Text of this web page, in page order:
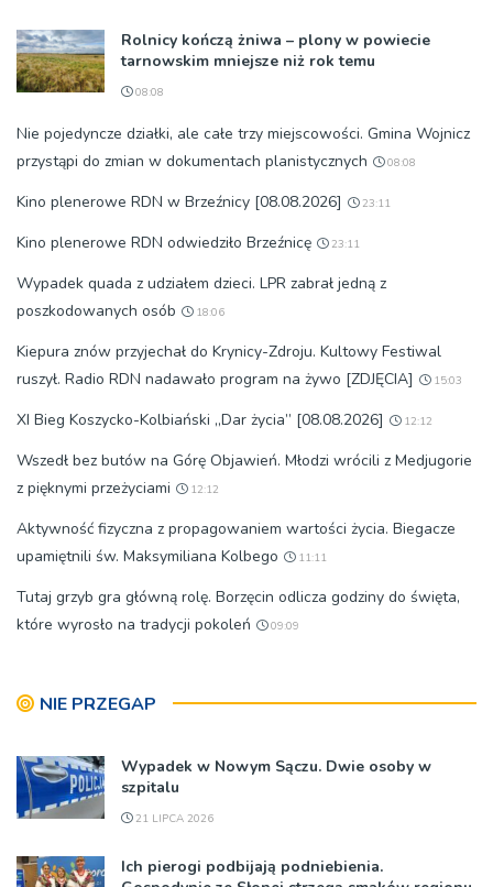
Rolnicy kończą żniwa – plony w powiecie
tarnowskim mniejsze niż rok temu
08:08
Nie pojedyncze działki, ale całe trzy miejscowości. Gmina Wojnicz
przystąpi do zmian w dokumentach planistycznych
08:08
Kino plenerowe RDN w Brzeźnicy [08.08.2026] 23:11
Kino plenerowe RDN odwiedziło Brzeźnicę 23:11
Wypadek quada z udziałem dzieci. LPR zabrał jedną z
poszkodowanych osób
18:06
Kiepura znów przyjechał do Krynicy-Zdroju. Kultowy Festiwal
ruszył. Radio RDN nadawało program na żywo [ZDJĘCIA]
15:03
XI Bieg Koszycko-Kolbiański „Dar życia” [08.08.2026] 12:12
Wszedł bez butów na Górę Objawień. Młodzi wrócili z Medjugorie
z pięknymi przeżyciami
12:12
Aktywność fizyczna z propagowaniem wartości życia. Biegacze
upamiętnili św. Maksymiliana Kolbego
11:11
Tutaj grzyb gra główną rolę. Borzęcin odlicza godziny do święta,
które wyrosło na tradycji pokoleń
09:09
NIE PRZEGAP
Wypadek w Nowym Sączu. Dwie osoby w
szpitalu
21 LIPCA 2026
Ich pierogi podbijają podniebienia.